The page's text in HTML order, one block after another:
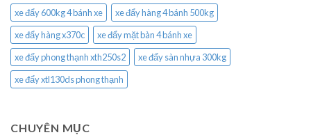
xe đẩy 600kg 4 bánh xe
xe đẩy hàng 4 bánh 500kg
xe đẩy hàng x370c
xe đẩy mặt bàn 4 bánh xe
xe đẩy phong thạnh xth250s2
xe đẩy sàn nhựa 300kg
xe đẩy xtl130ds phong thạnh
CHUYÊN MỤC